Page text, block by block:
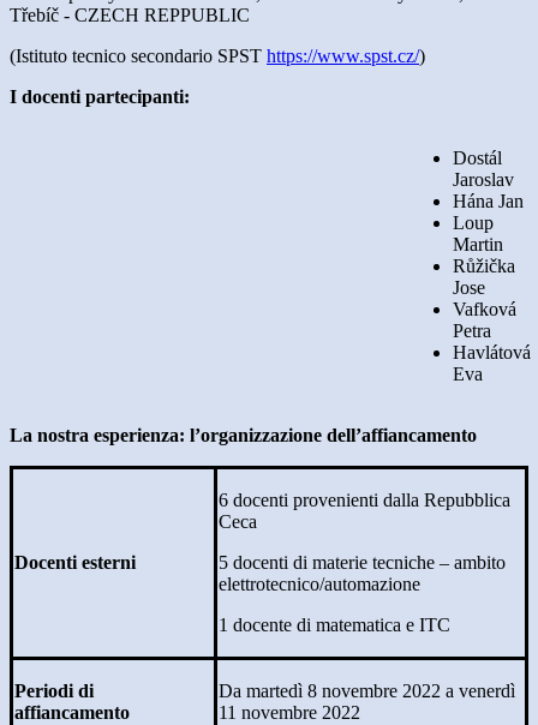
Třebíč - CZECH REPPUBLIC
(Istituto tecnico secondario SPST https://www.spst.cz/)
I docenti partecipanti:
Dostál
Jaroslav
Hána Jan
Loup
Martin
Růžička
Jose
Vafková
Petra
Havlátová
Eva
La nostra esperienza: l’organizzazione dell’affiancamento
Docenti esterni
6 docenti provenienti dalla Repubblica
Ceca
5 docenti di materie tecniche – ambito
elettrotecnico/automazione
1 docente di matematica e ITC
Periodi di
affiancamento
Da martedì 8 novembre 2022 a venerdì
11 novembre 2022